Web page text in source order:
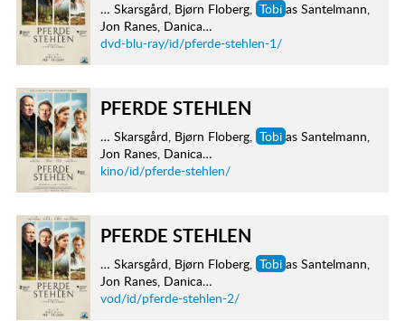
… Skarsgård, Bjørn Floberg, Tobi as Santelmann,
Jon Ranes, Danica…
dvd-blu-ray/id/pferde-stehlen-1/
PFERDE STEHLEN
… Skarsgård, Bjørn Floberg, Tobi as Santelmann,
Jon Ranes, Danica…
kino/id/pferde-stehlen/
PFERDE STEHLEN
… Skarsgård, Bjørn Floberg, Tobi as Santelmann,
Jon Ranes, Danica…
vod/id/pferde-stehlen-2/